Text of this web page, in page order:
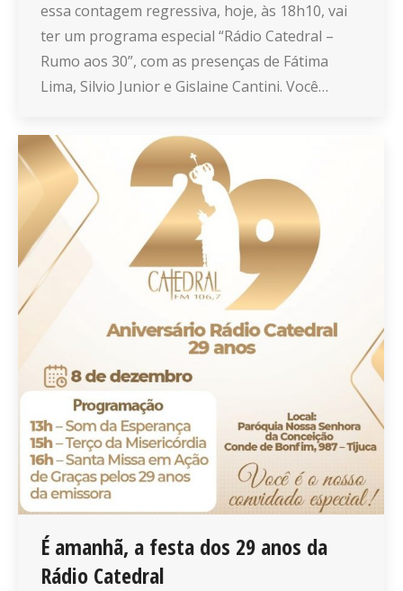
essa contagem regressiva, hoje, às 18h10, vai
ter um programa especial “Rádio Catedral –
Rumo aos 30”, com as presenças de Fátima
Lima, Silvio Junior e Gislaine Cantini. Você…
É amanhã, a festa dos 29 anos da
Rádio Catedral